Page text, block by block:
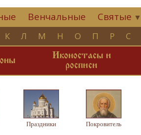
Венчальные Святые ▼
К Л М Н О П Р С
Иконостасы и
росписи
Праздники Покровитель